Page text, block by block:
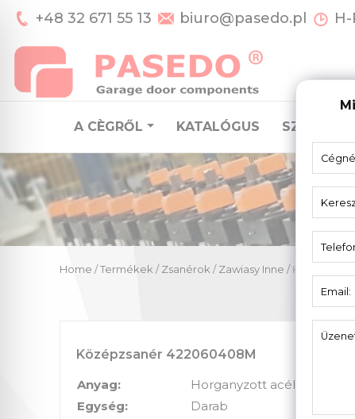
+48 32 671 55 13 biuro@pasedo.pl H-
A CÈGRŐL KATALÓGUS
Home /Termékek /Zsanérok /Zawiasy Inne /
Középzsanér 422060408M
Anyag:
Horganyzott acél
Egység:
Darab